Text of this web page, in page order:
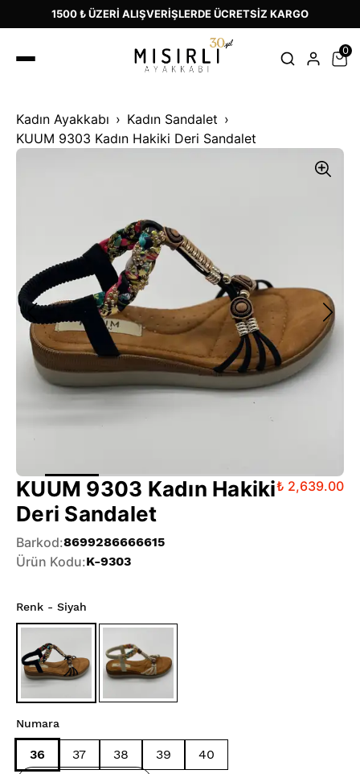
1500 ₺ ÜZERİ ALIŞVERİŞLERDE ÜCRETSİZ KARGO
0
Kadın Ayakkabı
Kadın Sandalet
KUUM 9303 Kadın Hakiki Deri Sandalet
KUUM 9303 Kadın Hakiki
Deri Sandalet
₺ 2,639.00
Barkod:8699286666615
Ürün Kodu:K-9303
Renk - Siyah
Numara
36 37 38 39 40